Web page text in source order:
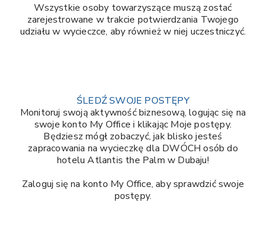
Wszystkie osoby towarzyszące muszą zostać
zarejestrowane w trakcie potwierdzania Twojego
udziału w wycieczce, aby również w niej uczestniczyć.
ŚLEDŹ SWOJE POSTĘPY
Monitoruj swoją aktywność biznesową, logując się na
swoje konto My Office i klikając Moje postępy.
Będziesz mógł zobaczyć, jak blisko jesteś
zapracowania na wycieczkę dla DWÓCH osób do
hotelu Atlantis the Palm w Dubaju!
Zaloguj się na konto My Office, aby sprawdzić swoje
postępy.